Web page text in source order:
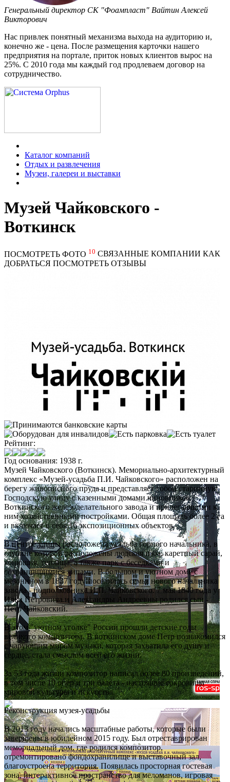
Генеральный директор СК "Фоампласт" Вайтин Алексей
Викторович
Нас привлек понятный механизма выхода на аудиторию и,
конечно же - цена. После размещения карточки нашего
предприятия на портале, приток новых клиентов вырос на
25%. С 2010 года мы каждый год продлеваем договор на
сотрудничество.
Каталог компаний
Отдых и развлечения
Музеи, галереи и выставки
Музей Чайковского -
Воткинск
ПОСМОТРЕТЬ ФОТО 10 СВЯЗАННЫЕ КОМПАНИИ КАК
ДОБРАТЬСЯ ПОСМОТРЕТЬ ОТЗЫВЫ
Рейтинг:
Год основания: 1938 г.
Музей Чайковского (Воткинск). Мемориально-архитектурный
комплекс «Музей-усадьба П.И. Чайковского» расположен на
берегу живописного пруда и представляет собой старинную
Господскую улицу с казенными домами чиновников
Воткинского железоделательного завода и прилегающими к
ним хозяйственными постройками. Общая площадь более 2 га
и включает в себя 16 экспозиционных объектов.
В центре улицы расположена усадьба горного начальника, в
глубине которой расположены людская изба, каретный сарай,
конюшня, теплица, а также парк с беседками и
сохранившимися липами. В большом и уютном доме с
мезонином в 1837 году поселилась семья нового начальника
завода - подполковника И.П. Чайковского. 7 мая 1840 года у
Ильи Петровича и Александры Андреевны родился сын -
Петр Чайковский.
В этом "уютном уголке" России прошли детские годы
великого композитора. В воткинском доме Петр познакомился
с чарующим миром музыки, которая захватила его душу и
сердце, стала смыслом всей его жизни.
За 53 года жизни композитор написал более 80 произведений,
в том числе 10 опер и три балета - настоящие сокровища
мировой культуры и искусства.
Реконструкция музея-усадьбы
В 2013 году начались масштабные работы, которые были
завершены в юбилейном 2015 году. Был отреставрирован
мемориальный дом, где родился композитор,
отремонтировано фондохранилище и выставочный зал,
благоустроена территория. Появилась просторная гостевая
зона, интерактивное пространство для меломанов, игровая